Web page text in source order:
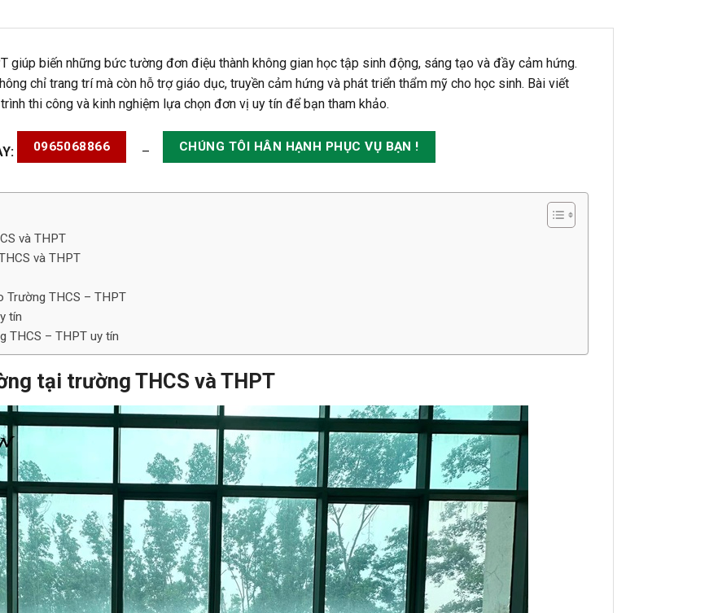
giúp biến những bức tường đơn điệu thành không gian học tập sinh động, sáng tạo và đầy cảm hứng.
chỉ trang trí mà còn hỗ trợ giáo dục, truyền cảm hứng và phát triển thẩm mỹ cho học sinh. Bài viết
thi công và kinh nghiệm lựa chọn đơn vị uy tín để bạn tham khảo.
0965068866 – CHÚNG TÔI HÂN HẠNH PHỤC VỤ BẠN !
và THPT
và THPT
Trường THCS – THPT
tín
THCS – THPT uy tín
tại trường THCS và THPT